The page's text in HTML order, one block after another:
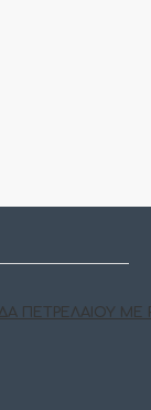
ΠΕΤΡΕΛΑΙΟΥ ΜΕ